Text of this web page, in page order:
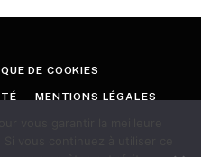
DE COOKIES
MENTIONS LÉGALES